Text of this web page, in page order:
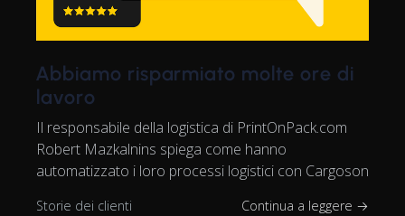
Abbiamo risparmiato molte ore di
lavoro
Il responsabile della logistica di PrintOnPack.com
Robert Mazkalnins spiega come hanno
automatizzato i loro processi logistici con Cargoson
Storie dei clienti Continua a leggere →